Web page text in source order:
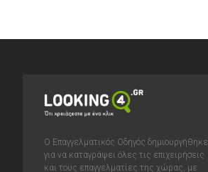
Ο Επαγγελματικός Οδηγός δημιουργήθηκε
για να καταγράψει όλες τις επιχειρήσεις
και τους επαγγελματίες της χώρας, με